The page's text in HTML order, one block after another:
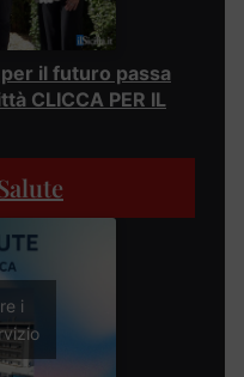
il futuro passa
CLICCA PER IL
i